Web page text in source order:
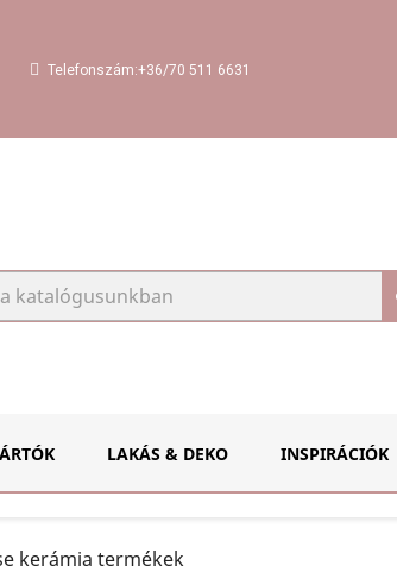
Telefonszám:+36/70 511 6631
LAKÁS & DEKO INSPIRÁCIÓK
kerámia termékek